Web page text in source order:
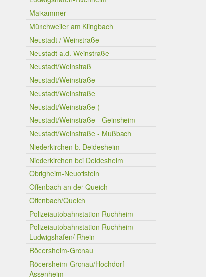
Maikammer
Münchweiler am Klingbach
Neustadt / Weinstraße
Neustadt a.d. Weinstraße
Neustadt/Weinstraß
Neustadt/Weinstraße
Neustadt/Weinstraße
Neustadt/Weinstraße (
Neustadt/Weinstraße - Geinsheim
Neustadt/Weinstraße - Mußbach
Niederkirchen b. Deidesheim
Niederkirchen bei Deidesheim
Obrigheim-Neuoffstein
Offenbach an der Queich
Offenbach/Queich
Polizeiautobahnstation Ruchheim
Polizeiautobahnstation Ruchheim -
Ludwigshafen/ Rhein
Rödersheim-Gronau
Rödersheim-Gronau/Hochdorf-
Assenheim